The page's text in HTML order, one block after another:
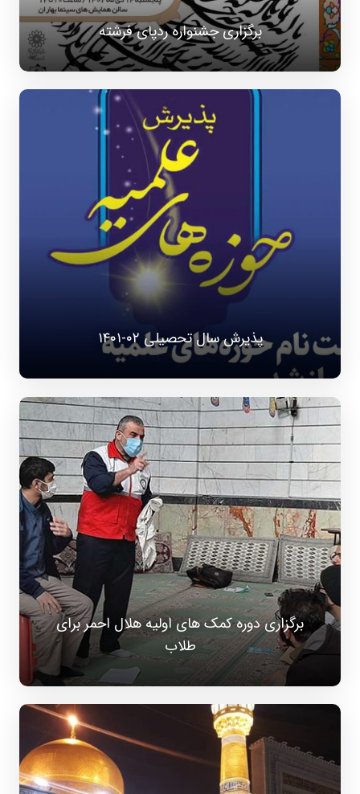
برگزاری جشنواره ردپای فرشته
پذیرش سال تحصیلی ۰۲-۱۴۰۱
برگزاری دوره کمک های اولیه هلال احمر برای
طلاب